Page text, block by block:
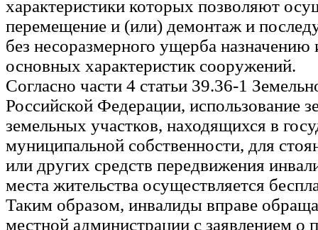
характеристики которых позволяют
перемещение и (или) демонтаж и
без несоразмерного ущерба назначению
основных характеристик сооружений.
Согласно части 4 статьи 39.36-1
Российской Федерации, использование
земельных участков, находящихся в
муниципальной собственности, для
или других средств передвижения
места жительства осуществляется
Таким образом, инвалиды вправе
местной администрации с заявлением о